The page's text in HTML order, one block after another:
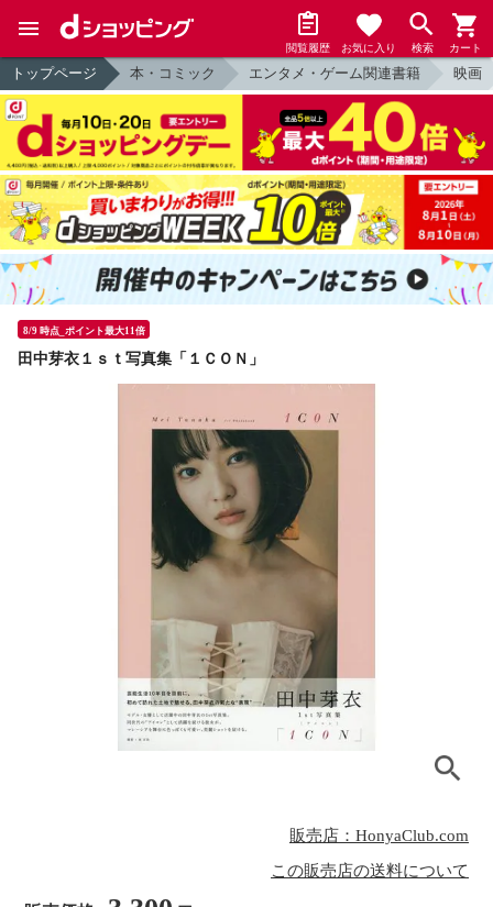
閲覧履歴 お気に入り 検索 カート
トップページ 本・コミック エンタメ・ゲーム関連書籍 映画
8/9 時点_ポイント最大11倍
田中芽衣１ｓｔ写真集「１ＣＯＮ」
販売店：HonyaClub.com
この販売店の送料について